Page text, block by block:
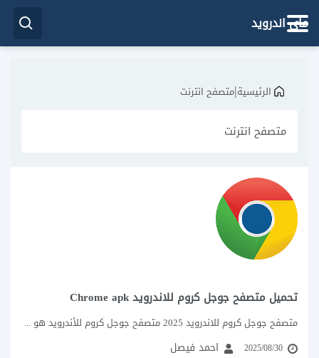
ماي اندرويد
الرئيسية|متصفح انترنت
متصفح انترنت
تحميل متصفح جوجل كروم للاندرويد Chrome apk
متصفح جوجل كروم للاندرويد 2025 متصفح جوجل كروم للأندرويد هو واحد من اهم وأشهر...
2025/08/30 احمد فيصل